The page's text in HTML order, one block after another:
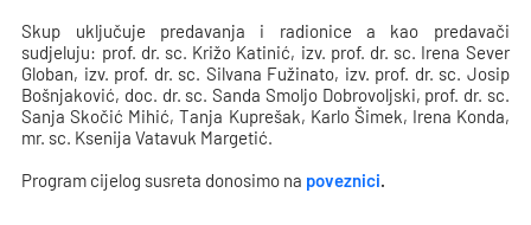
Skup uključuje predavanja i radionice a kao predavači
sudjeluju: prof. dr. sc. Križo Katinić, izv. prof. dr. sc. Irena Sever
Globan, izv. prof. dr. sc. Silvana Fužinato, izv. prof. dr. sc. Josip
Bošnjaković, doc. dr. sc. Sanda Smoljo Dobrovoljski, prof. dr. sc.
Sanja Skočić Mihić, Tanja Kuprešak, Karlo Šimek, Irena Konda,
mr. sc. Ksenija Vatavuk Margetić.
Program cijelog susreta donosimo na poveznici.